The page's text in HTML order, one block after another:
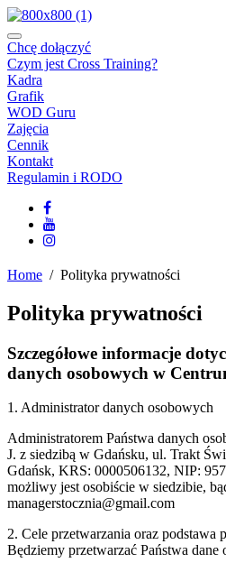
Chcę dołączyć
Czym jest Cross Training?
Kadra
Grafik
WOD Guru
Zajęcia
Cennik
Kontakt
Regulamin i RODO
Home / Polityka prywatności
Polityka prywatności
Szczegółowe informacje
danych osobowych w
1. Administrator danych osobowych
Administratorem Państwa danych
J. z siedzibą w Gdańsku, ul. Trakt
Gdańsk, KRS: 0000506132, NIP:
możliwy jest osobiście w siedzibie,
managerstocznia@gmail.com
2. Cele przetwarzania oraz podstawa
Będziemy przetwarzać Państwa dane